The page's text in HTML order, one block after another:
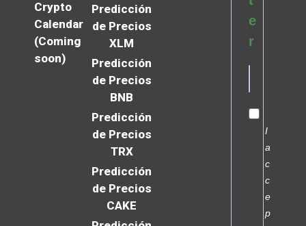
Crypto
Calendar
(Coming
soon)
Predicción
de Precios
XLM
Predicción
de Precios
BNB
Predicción
de Precios
TRX
Predicción
de Precios
CAKE
e
r
I
a
c
c
e
p